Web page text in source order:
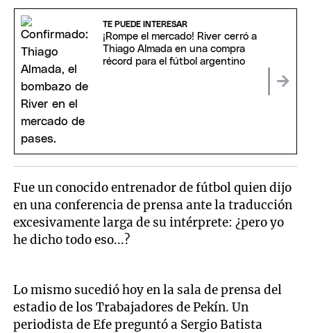
TE PUEDE INTERESAR
¡Rompe el mercado! River cerró a
Thiago Almada en una compra
récord para el fútbol argentino
Fue un conocido entrenador de fútbol quien dijo
en una conferencia de prensa ante la traducción
excesivamente larga de su intérprete: ¿pero yo
he dicho todo eso...?
Lo mismo sucedió hoy en la sala de prensa del
estadio de los Trabajadores de Pekín. Un
periodista de Efe preguntó a Sergio Batista